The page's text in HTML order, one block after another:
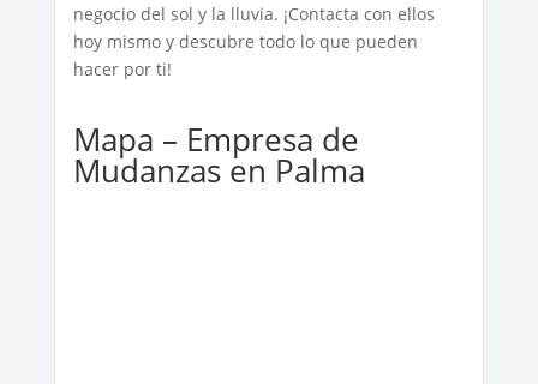
negocio del sol y la lluvia. ¡Contacta con ellos
hoy mismo y descubre todo lo que pueden
hacer por ti!
Mapa – Empresa de
Mudanzas en Palma